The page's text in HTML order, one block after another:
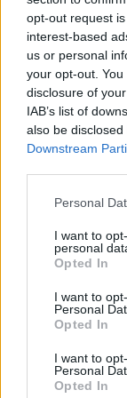
opt-out request
interest-based
us or personal
your opt-out.
disclosure of
IAB’s list of
also be
Downstream
Personal
I want to
personal
Opted In
I want to
Personal
Opted In
I want to
Personal
Opted In
Per quanto
casa,
condizionatori
progettato per
confortevole.